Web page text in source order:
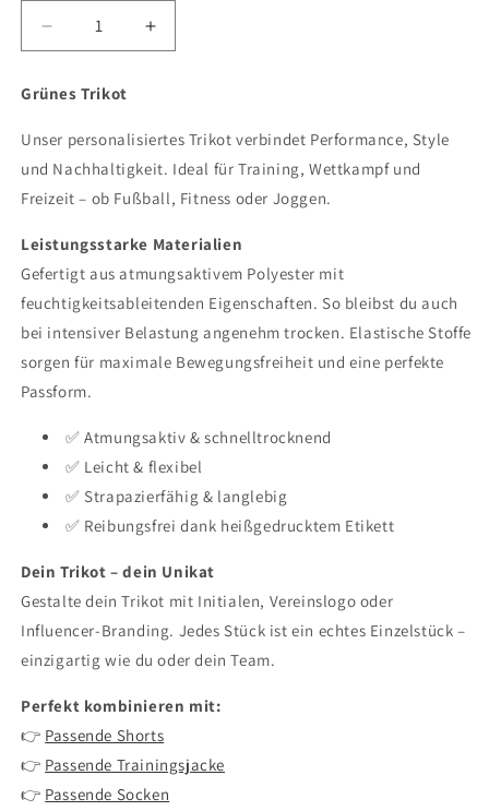
Verringere
die
für
Erhöhe
die
Grünes Trikot
Unser personalisiertes Trikot verbindet Performance, Style
und Nachhaltigkeit. Ideal für Training, Wettkampf und
Freizeit – ob Fußball, Fitness oder Joggen.
Leistungsstarke Materialien
Gefertigt aus atmungsaktivem Polyester mit
feuchtigkeitsableitenden Eigenschaften. So bleibst du auch
bei intensiver Belastung angenehm trocken. Elastische Stoffe
sorgen für maximale Bewegungsfreiheit und eine perfekte
Passform.
✅ Atmungsaktiv & schnelltrocknend
✅ Leicht & flexibel
✅ Strapazierfähig & langlebig
✅ Reibungsfrei dank heißgedrucktem Etikett
Dein Trikot – dein Unikat
Gestalte dein Trikot mit Initialen, Vereinslogo oder
Influencer-Branding. Jedes Stück ist ein echtes Einzelstück –
einzigartig wie du oder dein Team.
Perfekt kombinieren mit:
👉 Passende Shorts
👉 Passende Trainingsjacke
👉 Passende Socken